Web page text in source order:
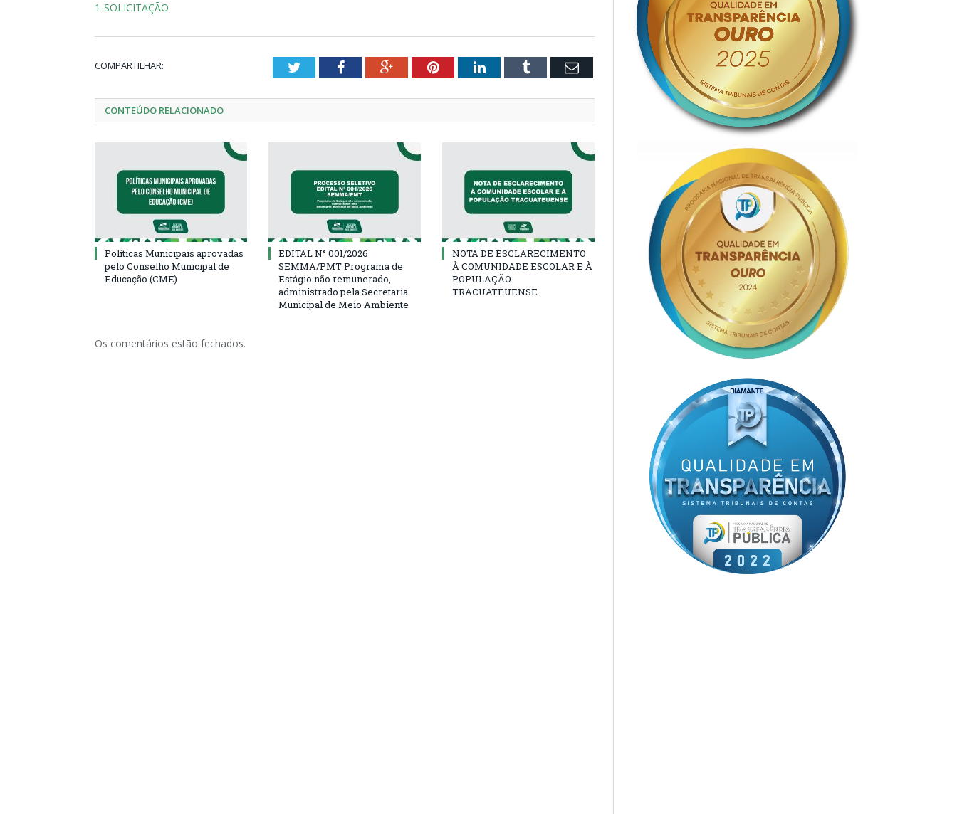
1-SOLICITAÇÃO
COMPARTILHAR: TwitterFacebookGoogle+PinterestLinkedInTumblr Email
CONTEÚDO RELACIONADO
Políticas Municipais aprovadas
pelo Conselho Municipal de
Educação (CME)
EDITAL N° 001/2026
SEMMA/PMT Programa de
Estágio não remunerado,
administrado pela Secretaria
Municipal de Meio Ambiente
NOTA DE ESCLARECIMENTO
À COMUNIDADE ESCOLAR E À
POPULAÇÃO
TRACUATEUENSE
Os comentários estão fechados.